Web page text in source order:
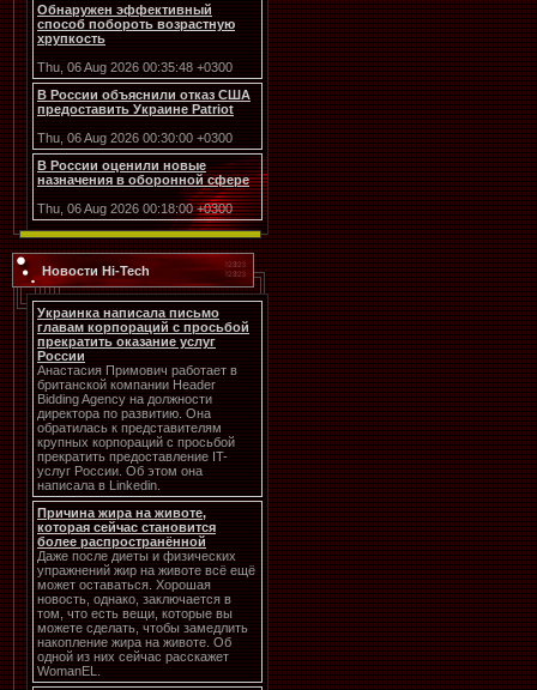
Обнаружен эффективный
способ побороть возрастную
хрупкость
Thu, 06 Aug 2026 00:35:48 +0300
В России объяснили отказ США
предоставить Украине Patriot
Thu, 06 Aug 2026 00:30:00 +0300
В России оценили новые
назначения в оборонной сфере
Thu, 06 Aug 2026 00:18:00 +0300
Новости Hi-Tech
Украинка написала письмо
главам корпораций с просьбой
прекратить оказание услуг
России
Анастасия Примович работает в
британской компании Header
Bidding Agency на должности
директора по развитию. Она
обратилась к представителям
крупных корпораций с просьбой
прекратить предоставление IT-
услуг России. Об этом она
написала в Linkedin.
Причина жира на животе,
которая сейчас становится
более распространённой
Даже после диеты и физических
упражнений жир на животе всё ещё
может оставаться. Хорошая
новость, однако, заключается в
том, что есть вещи, которые вы
можете сделать, чтобы замедлить
накопление жира на животе. Об
одной из них сейчас расскажет
WomanEL.